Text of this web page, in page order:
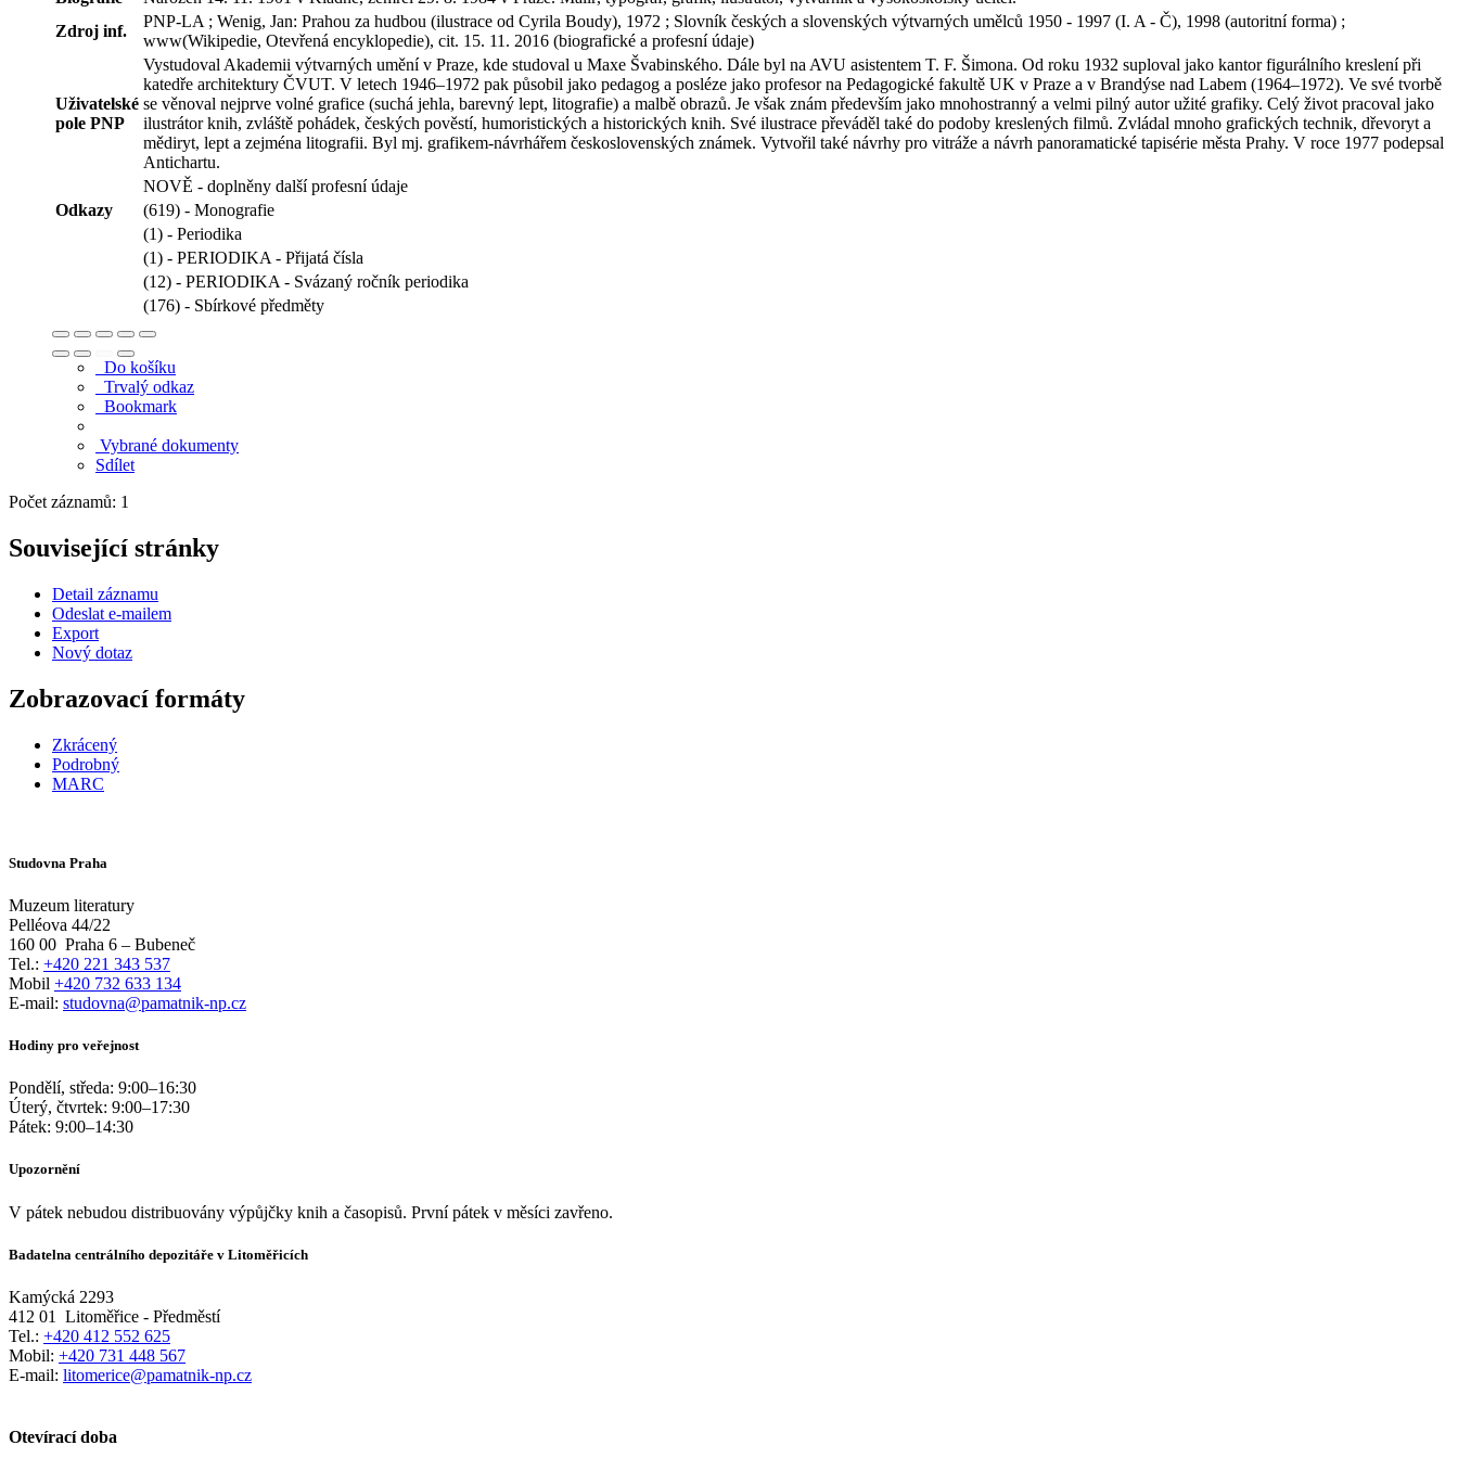
Zdroj inf.
PNP-LA ; Wenig, Jan: Prahou za hudbou (ilustrace od Cyrila Boudy), 1972 ; Slovník českých a slovenských výtvarných umělců 1950 - 1997 (I. A - Č), 1998 (autoritní forma) ;
www(Wikipedie, Otevřená encyklopedie), cit. 15. 11. 2016 (biografické a profesní údaje)
Uživatelské
pole PNP
Vystudoval Akademii výtvarných umění v Praze, kde studoval u Maxe Švabinského. Dále byl na AVU asistentem T. F. Šimona. Od roku 1932 suploval jako kantor figurálního kreslení při
katedře architektury ČVUT. V letech 1946–1972 pak působil jako pedagog a posléze jako profesor na Pedagogické fakultě UK v Praze a v Brandýse nad Labem (1964–1972). Ve své tvorbě
se věnoval nejprve volné grafice (suchá jehla, barevný lept, litografie) a malbě obrazů. Je však znám především jako mnohostranný a velmi pilný autor užité grafiky. Celý život pracoval jako
ilustrátor knih, zvláště pohádek, českých pověstí, humoristických a historických knih. Své ilustrace převáděl také do podoby kreslených filmů. Zvládal mnoho grafických technik, dřevoryt a
mědiryt, lept a zejména litografii. Byl mj. grafikem-návrhářem československých známek. Vytvořil také návrhy pro vitráže a návrh panoramatické tapisérie města Prahy. V roce 1977 podepsal
Antichartu.
NOVĚ - doplněny další profesní údaje
Odkazy
(619) - Monografie
(1) - Periodika
(1) - PERIODIKA - Přijatá čísla
(12) - PERIODIKA - Svázaný ročník periodika
(176) - Sbírkové předměty
Do košíku
Trvalý odkaz
Bookmark
Vybrané dokumenty
Sdílet
Počet záznamů: 1
Související stránky
Detail záznamu
Odeslat e-mailem
Export
Nový dotaz
Zobrazovací formáty
Zkrácený
Podrobný
MARC
Studovna Praha
Muzeum literatury
Pelléova 44/22
160 00 Praha 6 – Bubeneč
Tel.: +420 221 343 537
Mobil +420 732 633 134
E-mail: studovna@pamatnik-np.cz
Hodiny pro veřejnost
Pondělí, středa: 9:00–16:30
Úterý, čtvrtek: 9:00–17:30
Pátek: 9:00–14:30
Upozornění
V pátek nebudou distribuovány výpůjčky knih a časopisů. První pátek v měsíci zavřeno.
Badatelna centrálního depozitáře v Litoměřicích
Kamýcká 2293
412 01
Litoměřice - Předměstí
Tel.: +420 412 552 625
Mobil: +420 731 448 567
E-mail: litomerice@pamatnik-np.cz
Otevírací doba